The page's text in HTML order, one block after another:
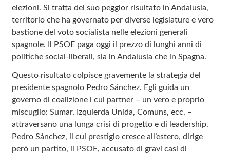
elezioni. Si tratta del suo peggior risultato in Andalusia,
territorio che ha governato per diverse legislature e vero
bastione del voto socialista nelle elezioni generali
spagnole. Il PSOE paga oggi il prezzo di lunghi anni di
politiche social-liberali, sia in Andalusia che in Spagna.
Questo risultato colpisce gravemente la strategia del
presidente spagnolo Pedro Sánchez. Egli guida un
governo di coalizione i cui partner – un vero e proprio
miscuglio: Sumar, Izquierda Unida, Comuns, ecc. –
attraversano una lunga crisi di progetto e di leadership.
Pedro Sánchez, il cui prestigio cresce all’estero, dirige
però un partito, il PSOE, accusato di gravi casi di